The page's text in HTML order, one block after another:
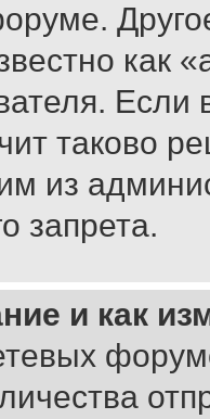
как
таково
из
запрета.
и как